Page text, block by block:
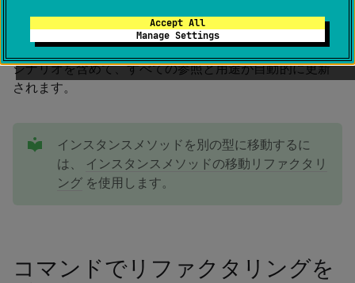
Accept All
Manage Settings
ンバーを別の型（既存のものまたは新しいもの）に移動
できます。 メンバーが元の型の他のメンバーを使用する
シナリオを含めて、すべての参照と用途が自動的に更新
されます。
インスタンスメソッドを別の型に移動するに
は、
インスタンスメソッドの移動リファクタリ
ング を使用します。
コマンドでリファクタリングを